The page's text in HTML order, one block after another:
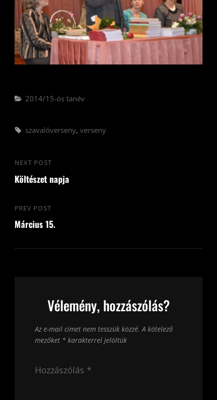
Categories
2014/15-ös tanév
Tags,
szavalóverseny, verseny
Bejegyzés
navigáció
Previous
Post
PREV POST
Március 15.
Next
Post
NEXT POST
Költészet napja
Vélemény, hozzászólás?
Az e-mail címet nem tesszük közzé. A kötelező
mezőket * karakterrel jelöltük
Hozzászólás *